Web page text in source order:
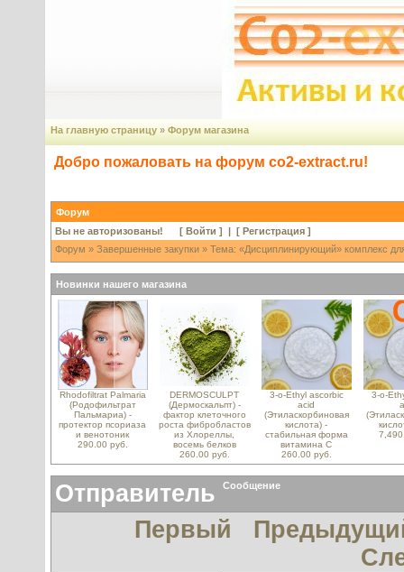
На главную страницу » Форум магазина
Добро пожаловать на форум co2-extract.ru!
Форум
Вы не авторизованы! [ Войти ] | [ Регистрация ]
Форум » Завершенные закупки » Тема: «Дисциплинирующий» комплекс
Новинки нашего магазина
Rhodofiltrat Palmaria
(Родофильтрат
Пальмариа) -
протектор псориаза
и венотоник
290.00 руб.
DERMOSCULPT
(Дермоскальпт) -
фактор клеточного
роста фибробластов
из Хлореллы,
восемь белков
260.00 руб.
3-o-Ethyl ascorbic
acid
(Этиласкорбиновая
кислота) -
стабильная форма
витамина С
260.00 руб.
3-o-
Отправитель Сообщение
Первый